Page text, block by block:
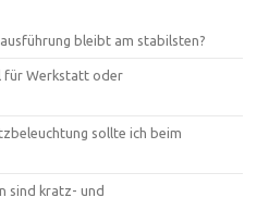
bleibt am stabilsten?
für Werkstatt oder
sollte ich beim
sind kratz- und